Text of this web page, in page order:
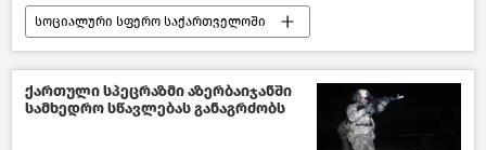
სოციალური სფერო საქართველოში
ახალი ამბები ეკონომიკა
საქართველო
ქართული სპეცრაზმი აზერბაიჯანში
სამხედრო სწავლებას განაგრძობს